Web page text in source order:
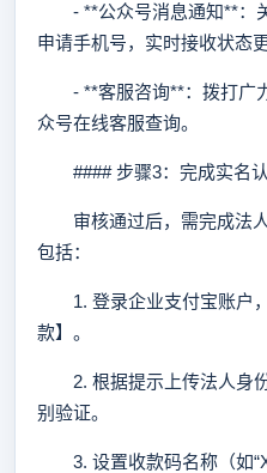
- **公众号消息通知**：
申请手机号，实时接收状态更
- **客服咨询**：拨打广
众号在线客服查询。
#### 步骤3：完成实名认
审核通过后，需完成法人
包括：
1. 登录企业支付宝账户，
款】。
2. 根据提示上传法人身份
别验证。
3. 设置收款码名称（如